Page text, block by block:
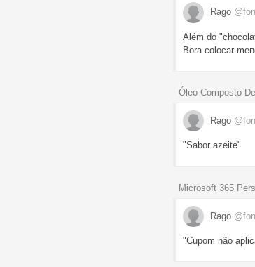
Rago
Além do
Bora colocar
Óleo Composto
Rago
"Sabor azeite"
Microsoft 365
Rago
"Cupom não